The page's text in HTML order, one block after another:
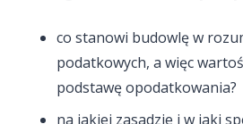
co stanowi budowlę w
podatkowych, a więc
podstawę opodatkowania?
na jakiej zasadzie i w jaki